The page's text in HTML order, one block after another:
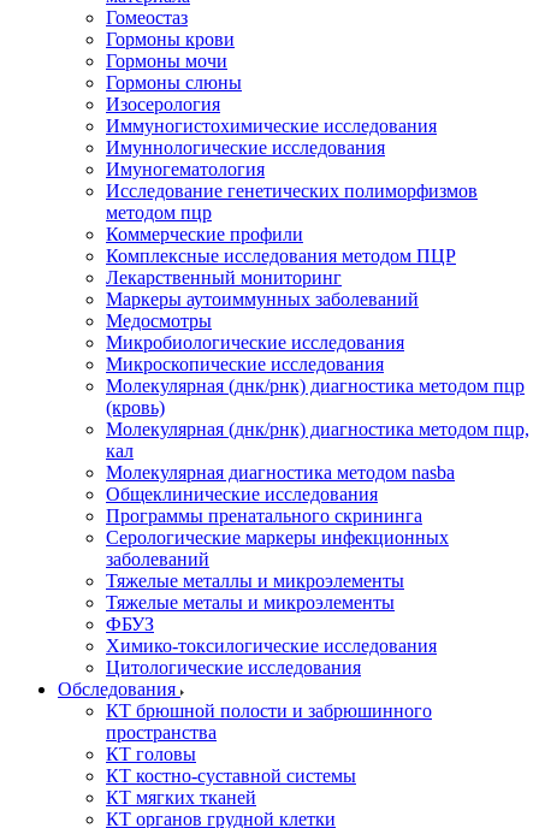
Гомеостаз
Гормоны крови
Гормоны мочи
Гормоны слюны
Изосерология
Иммуногистохимические исследования
Имуннологические исследования
Имуногематология
Исследование генетических полиморфизмов
методом пцр
Коммерческие профили
Комплексные исследования методом ПЦР
Лекарственный мониторинг
Маркеры аутоиммунных заболеваний
Медосмотры
Микробиологические исследования
Микроскопические исследования
Молекулярная (днк/рнк) диагностика методом пцр
(кровь)
Молекулярная (днк/рнк) диагностика методом пцр,
кал
Молекулярная диагностика методом nasba
Общеклинические исследования
Программы пренатального скрининга
Серологические маркеры инфекционных
заболеваний
Тяжелые металлы и микроэлементы
Тяжелые металы и микроэлементы
ФБУЗ
Химико-токсилогические исследования
Цитологические исследования
Обследования
КТ брюшной полости и забрюшинного
пространства
КТ головы
КТ костно-суставной системы
КТ мягких тканей
КТ органов грудной клетки